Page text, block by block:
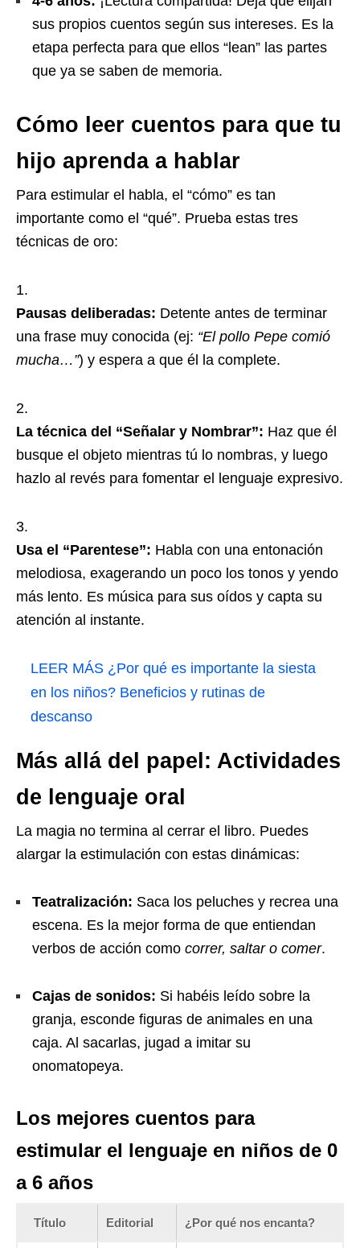
sus propios cuentos según sus intereses. Es la
etapa perfecta para que ellos “lean” las partes
que ya se saben de memoria.
Cómo leer cuentos para que tu
hijo aprenda a hablar
Para estimular el habla, el “cómo” es tan
importante como el “qué”. Prueba estas tres
técnicas de oro:
Pausas deliberadas: Detente antes de terminar
una frase muy conocida (ej: “El pollo Pepe comió
mucha…”) y espera a que él la complete.
La técnica del “Señalar y Nombrar”: Haz que él
busque el objeto mientras tú lo nombras, y luego
hazlo al revés para fomentar el lenguaje expresivo.
Usa el “Parentese”: Habla con una entonación
melodiosa, exagerando un poco los tonos y yendo
más lento. Es música para sus oídos y capta su
atención al instante.
LEER MÁS ¿Por qué es importante la siesta
en los niños? Beneficios y rutinas de
descanso
Más allá del papel: Actividades
de lenguaje oral
La magia no termina al cerrar el libro. Puedes
alargar la estimulación con estas dinámicas:
Teatralización: Saca los peluches y recrea una
escena. Es la mejor forma de que entiendan
verbos de acción como correr, saltar o comer.
Cajas de sonidos: Si habéis leído sobre la
granja, esconde figuras de animales en una
caja. Al sacarlas, jugad a imitar su
onomatopeya.
Los mejores cuentos para
estimular el lenguaje en niños de 0
a 6 años
Título Editorial ¿Por qué nos encanta?